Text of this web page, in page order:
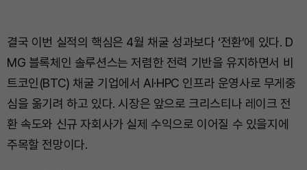
결국 이번 실적의 핵심은 4월 채굴 성과보다 ‘전환’에 있다. D
MG 블록체인 솔루션스는 저렴한 전력 기반을 유지하면서 비
트코인(BTC) 채굴 기업에서 AI·HPC 인프라 운영사로 무게중
심을 옮기려 하고 있다. 시장은 앞으로 크리스티나 레이크 전
환 속도와 신규 자회사가 실제 수익으로 이어질 수 있을지에
주목할 전망이다.